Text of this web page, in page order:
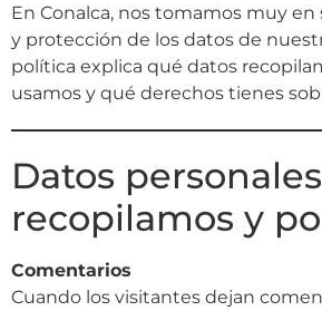
En Conalca, nos tomamos muy en
y protección de los datos de
política explica qué datos
usamos y qué derechos tienes
Datos
recopilamos y
Comentarios
Cuando los visitantes dejan